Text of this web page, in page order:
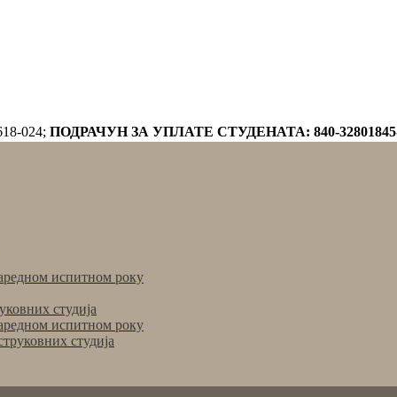
024; ПОДРАЧУН ЗА УПЛАТЕ СТУДЕНАТА: 840-
испитном року
студија
студија
испитном року